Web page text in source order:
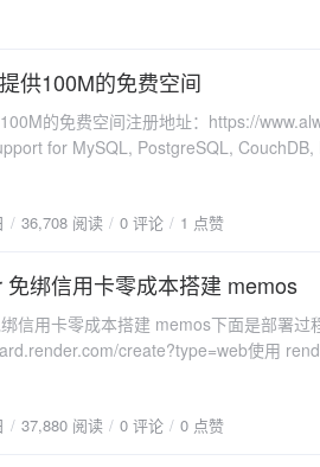
天执行一次就行。参考文章
wujuntian/p/
供100M的免费空间
的免费空间注册地址：https://
for MySQL, PostgreSQL, CouchDB,
：https://chenmo.alwaysdata.com/绑定的
36,708 阅读 0 评论 1 点赞
免绑信用卡零成本搭建 memos
信用卡零成本搭建 memos下面是部署过
create?type=web使用
：选择 Free $0/month 512 MB (RAM)
37,880 阅读 0 评论 0 点赞